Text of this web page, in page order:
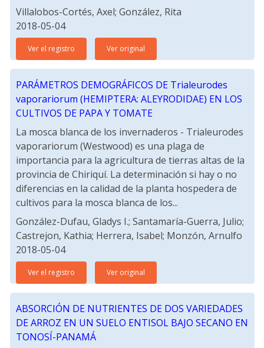
Villalobos-Cortés, Axel; González, Rita
2018-05-04
Ver el registro Ver original
PARÁMETROS DEMOGRÁFICOS DE Trialeurodes
vaporariorum (HEMIPTERA: ALEYRODIDAE) EN LOS
CULTIVOS DE PAPA Y TOMATE
La mosca blanca de los invernaderos - Trialeurodes
vaporariorum (Westwood) es una plaga de
importancia para la agricultura de tierras altas de la
provincia de Chiriquí. La determinación si hay o no
diferencias en la calidad de la planta hospedera de
cultivos para la mosca blanca de los...
González-Dufau, Gladys I.; Santamaría-Guerra, Julio;
Castrejon, Kathia; Herrera, Isabel; Monzón, Arnulfo
2018-05-04
Ver el registro Ver original
ABSORCIÓN DE NUTRIENTES DE DOS VARIEDADES
DE ARROZ EN UN SUELO ENTISOL BAJO SECANO EN
TONOSÍ-PANAMÁ